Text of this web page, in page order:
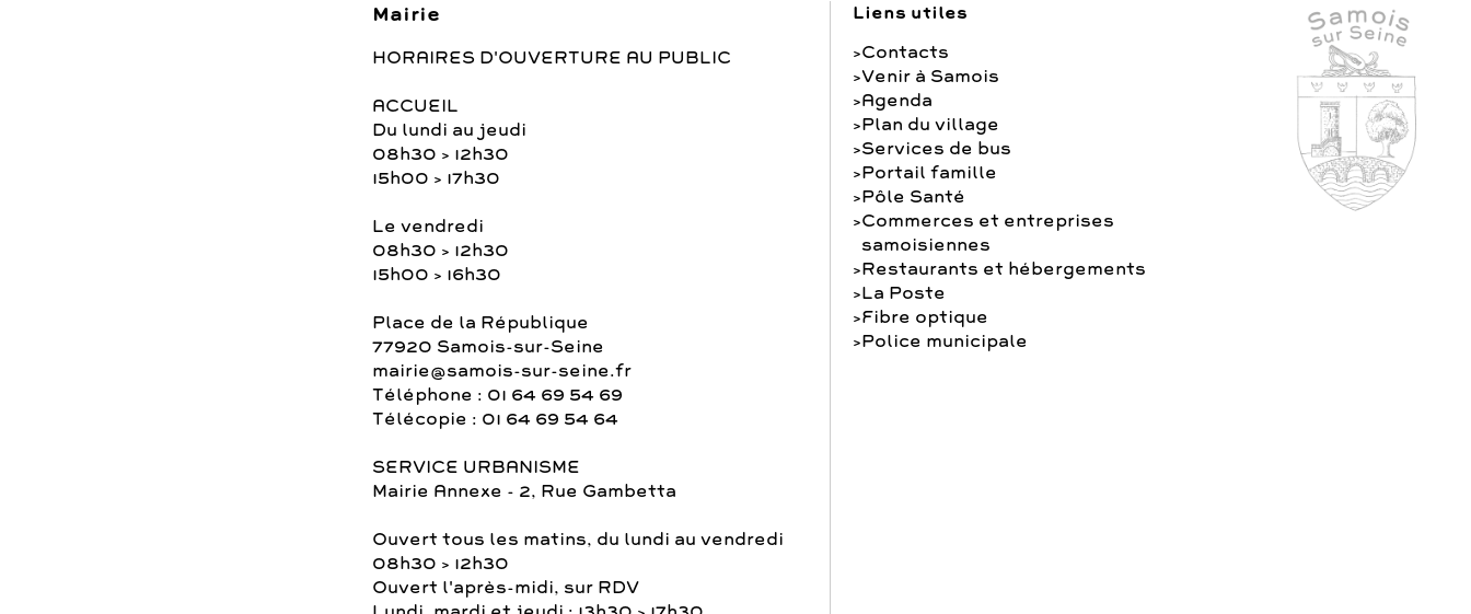
Mairie
HORAIRES D'OUVERTURE AU PUBLIC
ACCUEIL
Du lundi au jeudi
08h30 > 12h30
15h00 > 17h30
Le vendredi
08h30 > 12h30
15h00 > 16h30
Place de la République
77920 Samois-sur-Seine
mairie@samois-sur-seine.fr
Téléphone : 01 64 69 54 69
Télécopie : 01 64 69 54 64
SERVICE URBANISME
Mairie Annexe - 2, Rue Gambetta
Ouvert tous les matins, du lundi au vendredi
08h30 > 12h30
Ouvert l'après-midi, sur RDV
Liens utiles
Contacts
Venir à Samois
Agenda
Plan du village
Services de bus
Portail famille
Pôle Santé
Commerces et entreprises
samoisiennes
Restaurants et hébergements
La Poste
Fibre optique
Police municipale